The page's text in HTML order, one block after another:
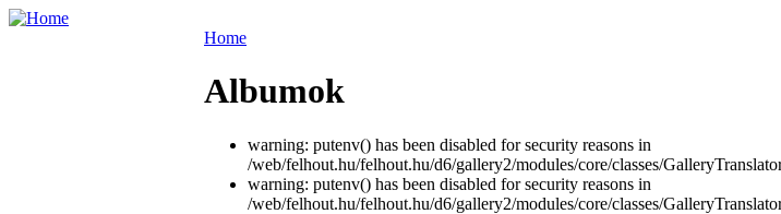
Home
Albumok
warning: putenv() has been disabled for security reasons in
/web/felhout.hu/felhout.hu/d6/gallery2/modules/core/classes/
warning: putenv() has been disabled for security reasons in
/web/felhout.hu/felhout.hu/d6/gallery2/modules/core/classes/